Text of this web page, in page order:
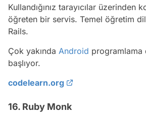
Kullandığınız tarayıcılar üzerinden
öğreten bir servis. Temel öğretim
Rails.
Çok yakında Android programlama
başlıyor.
codelearn.org
16. Ruby Monk